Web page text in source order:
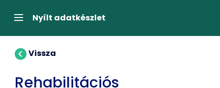
átugrásaNavigációNyílt adatkészlet
Vissza
Rehabilitációs